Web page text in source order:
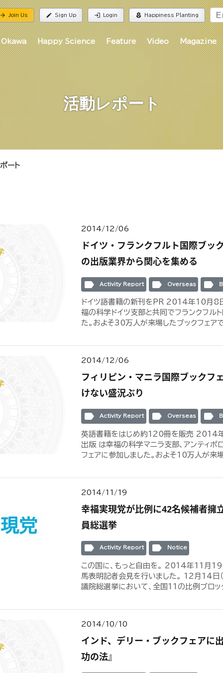
arrow_forward Join Us edit Sign Up login Login local_florist Happiness Planting
Happy Science Feature Video Magazine
活動レポート
ート
2014/12/06
ドイツ・フランクフルト国際ブッ
の出版業界から関心を集める
label
Activity Report label Overseas label
ドイツ語書籍の新刊をPR 2014年10月8
福の科学ドイツ支部と共同でフランクフル
た。およそ30万人が来場したブックフェア
2014/12/06
フィリピン・マニラ国際ブックフ
けない盛況ぶり
label
Activity Report label Overseas label
英語書籍をはじめ約120冊を販売 2014
出版 は幸福の科学マニラ支部、アンティポ
フェアに参加しました。およそ10万人が来
2014/11/19
幸福実現党が比例に42名候補者擁
員総選挙
label
Activity Report label Notice
この国に、もっと自由を。 2014年11月19
馬表明記者会見を行いました。 12月14日
議院総選挙において、全国11の比例ブロッ
2014/10/10
インド、デリー・ブックフェアに
功の法』